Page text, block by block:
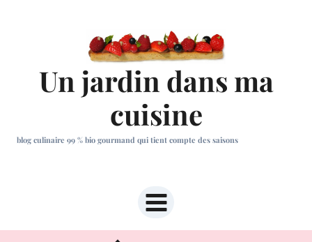
Un jardin dans ma
cuisine
blog culinaire 99 % bio gourmand qui tient compte des saisons